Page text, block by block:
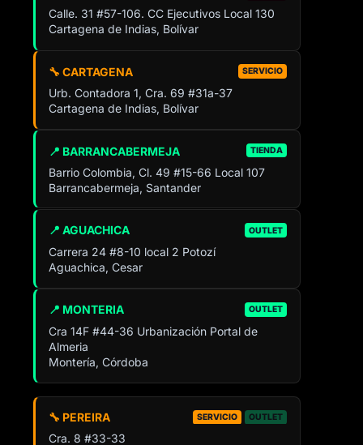
Calle. 31 #57-106. CC Ejecutivos Local 130
Cartagena de Indias, Bolívar
🔧 CARTAGENA SERVICIO
Urb. Contadora 1, Cra. 69 #31a-37
Cartagena de Indias, Bolívar
📍 BARRANCABERMEJA TIENDA
Barrio Colombia, Cl. 49 #15-66 Local 107
Barrancabermeja, Santander
📍 AGUACHICA OUTLET
Carrera 24 #8-10 local 2 Potozí
Aguachica, Cesar
📍 MONTERIA OUTLET
Cra 14F #44-36 Urbanización Portal de
Almeria
Montería, Córdoba
🔧 PEREIRA SERVICIO OUTLET
Cra. 8 #33-33